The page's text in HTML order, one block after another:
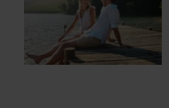
Sommerurlaub
im Allgäu